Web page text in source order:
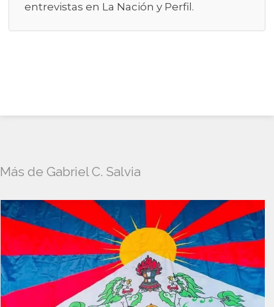
entrevistas en La Nación y Perfil.
Más de Gabriel C. Salvia